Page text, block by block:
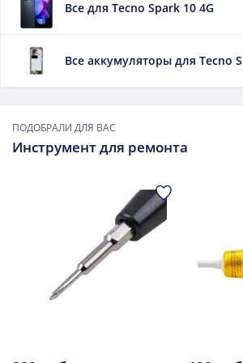
телефон без дальнейшей подзарядки.
он быстро теряет заряд;
сильно нагревается при зарядке;
В дальнейшем использовать такой
советовали.
Все для Tecno Spark 10 4G
Все аккумуляторы для Tecno
ПОДОБРАЛИ ДЛЯ ВАС
Инструмент для ремонта